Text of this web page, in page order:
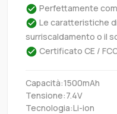
Perfettamente
Le caratteristiche
surriscaldamento o il
Certificato CE /
Capacità:1500mAh
Tensione:7.4V
Tecnologia:Li-ion